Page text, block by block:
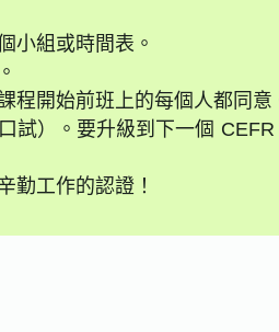
小組或時間表。
程開始前班上的每個人都同意
試）。要升級到下一個
勤工作的認證！